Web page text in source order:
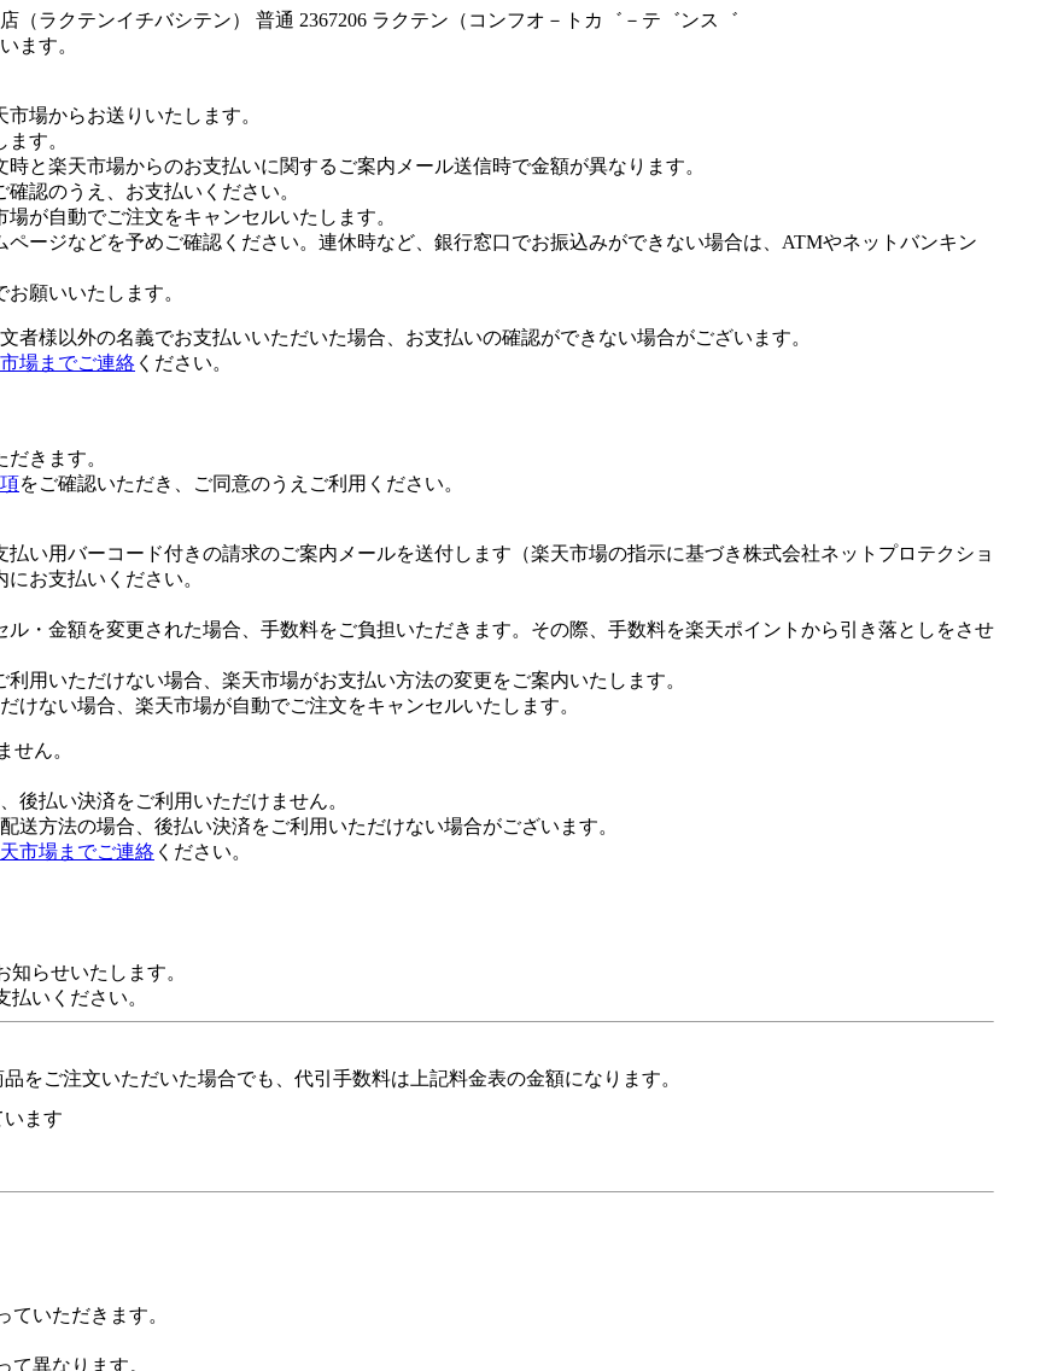
（ラクテンイチバシテン） 普通 2367206 ラクテン（コンフオ－トカ゛－テ゛ンス゛
ます。
場からお送りいたします。
す。
と楽天市場からのお支払いに関するご案内メール送信時で金額が異なります。
認のうえ、お支払いください。
が自動でご注文をキャンセルいたします。
ージなどを予めご確認ください。連休時など、銀行窓口でお振込みができない場合は、ATMやネットバンキン
願いいたします。
様以外の名義でお支払いいただいた場合、お支払いの確認ができない場合がございます。
場までご連絡 ください。
きます。
をご確認いただき、ご同意のうえご利用ください。
い用バーコード付きの請求のご案内メールを送付します（楽天市場の指示に基づき株式会社ネットプロテクショ
お支払いください。
・金額を変更された場合、手数料をご負担いただきます。その際、手数料を楽天ポイントから引き落としをさせ
用いただけない場合、楽天市場がお支払い方法の変更をご案内いたします。
けない場合、楽天市場が自動でご注文をキャンセルいたします。
せん。
払い決済をご利用いただけません。
方法の場合、後払い決済をご利用いただけない場合がございます。
市場までご連絡 ください。
らせいたします。
いください。
をご注文いただいた場合でも、代引手数料は上記料金表の金額になります。
ます
ていただきます。
て異なります。